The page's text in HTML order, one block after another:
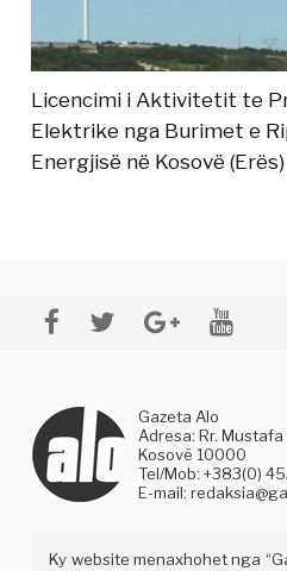
Licencimi i Aktivitetit te
Elektrike nga Burimet e
Energjisë në Kosovë (Erës)
Gazeta Alo
Adresa: Rr.
Kosovë 10000
Tel/Mob: +383(0)
E-mail:
Ky website menaxhohet nga